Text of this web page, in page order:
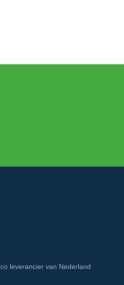
leverancier van Nederland